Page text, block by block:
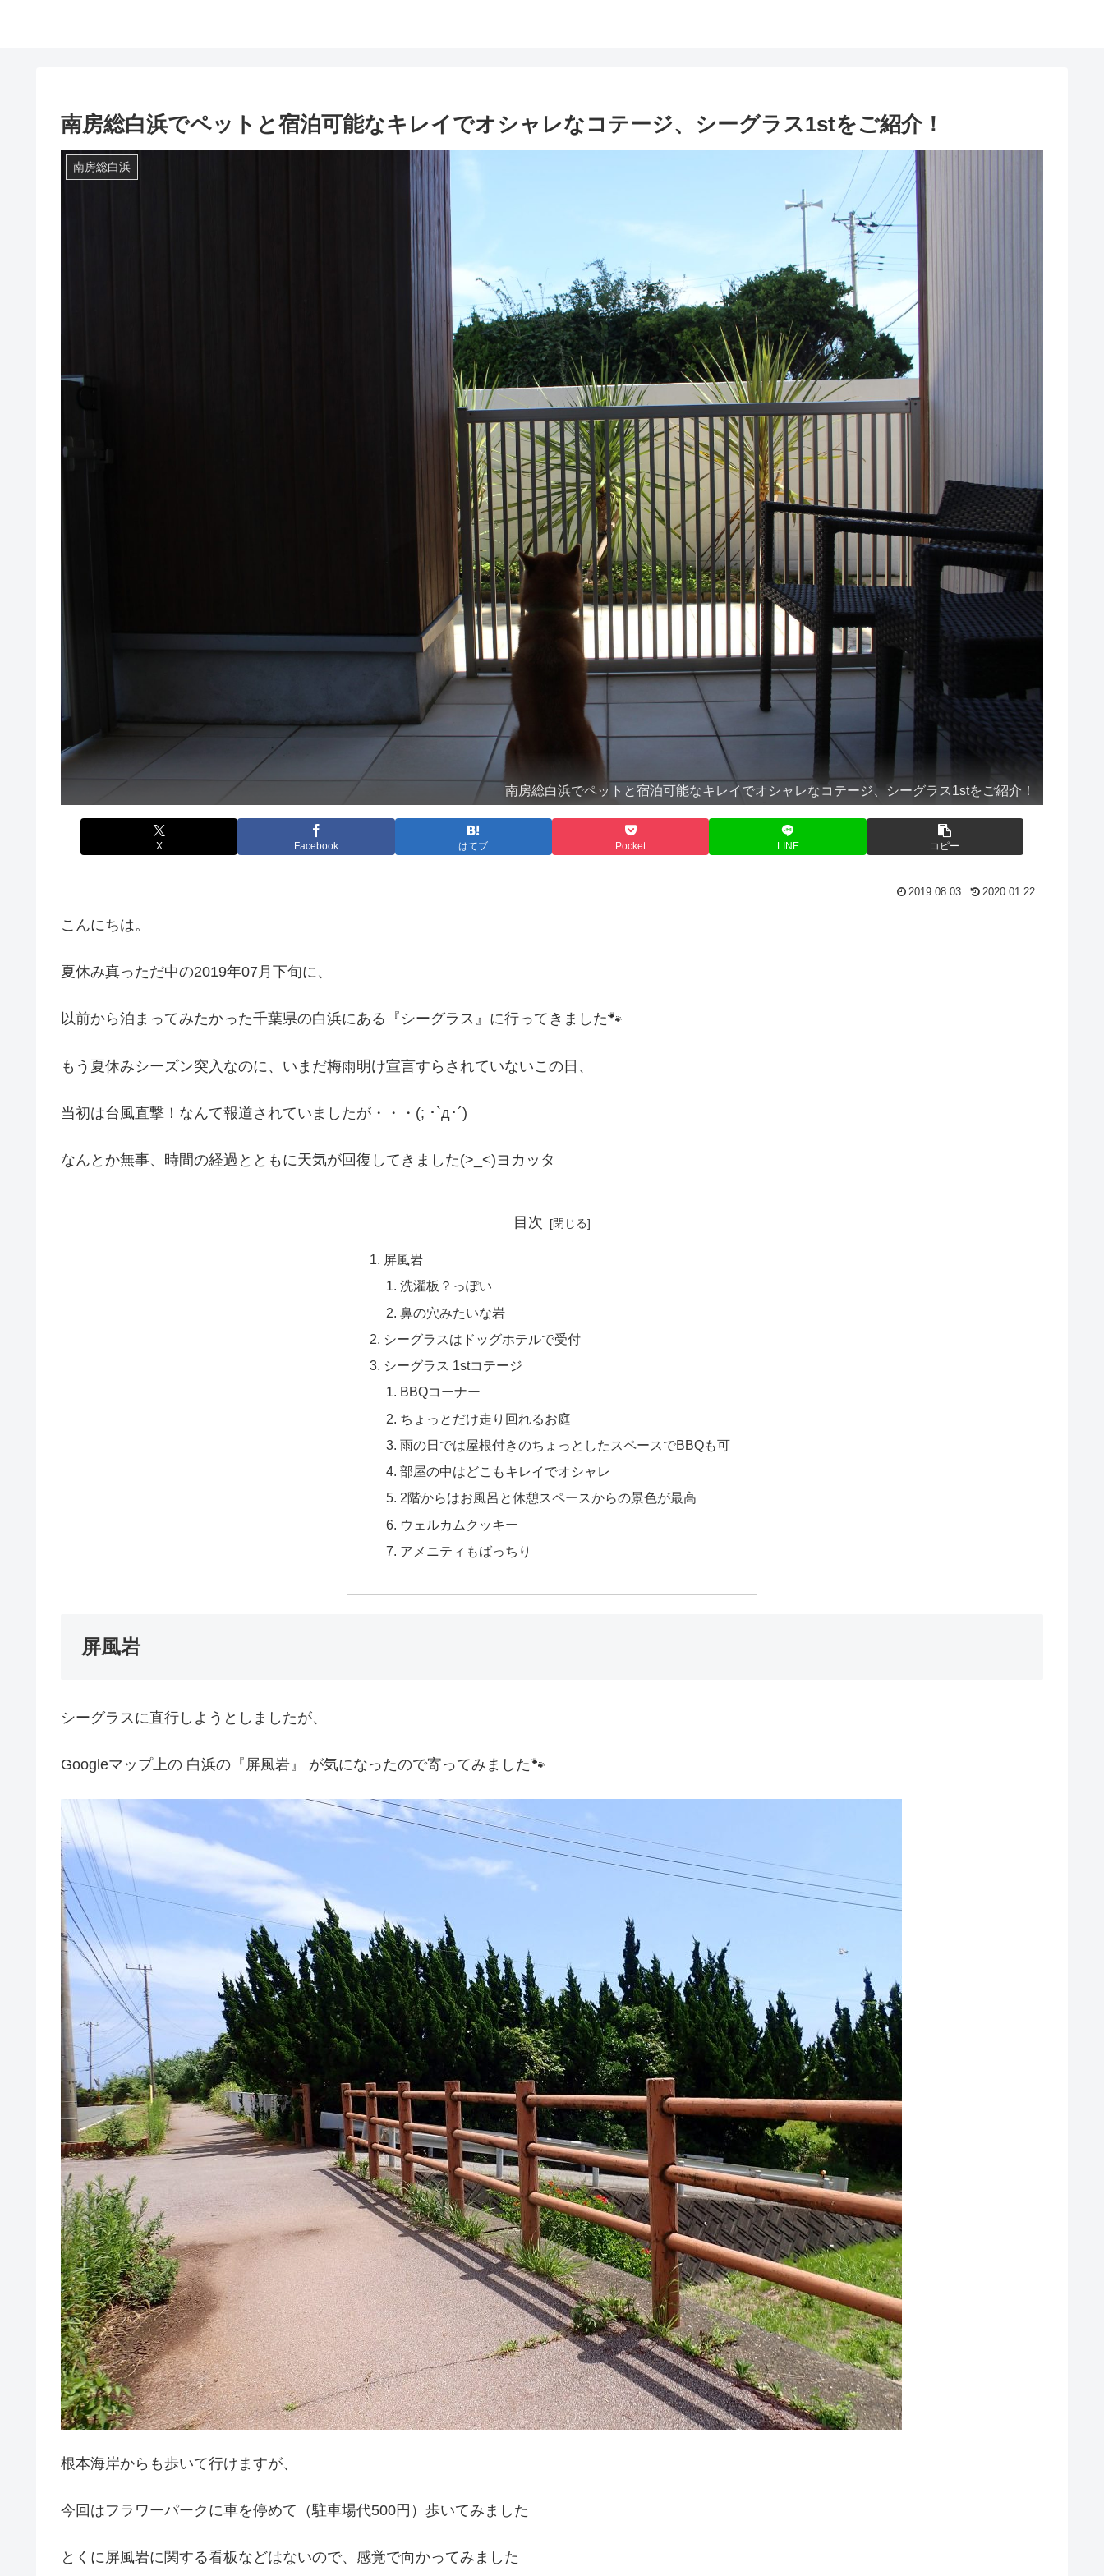
南房総白浜でペットと宿泊可能なキレイでオシャレなコテージ、シーグラス1stをご紹介！
南房総白浜
南房総白浜でペットと宿泊可能なキレイでオシャレなコテージ、シーグラス1stをご紹介！
X Facebook はてブ Pocket LINE コピー
2019.08.03 2020.01.22
こんにちは。
夏休み真っただ中の2019年07月下旬に、
以前から泊まってみたかった千葉県の白浜にある『シーグラス』に行ってきました🐾
もう夏休みシーズン突入なのに、いまだ梅雨明け宣言すらされていないこの日、
当初は台風直撃！なんて報道されていましたが・・・(; ･`д･´)
なんとか無事、時間の経過とともに天気が回復してきました(>_<)ヨカッタ
目次
屏風岩
洗濯板？っぽい
鼻の穴みたいな岩
シーグラスはドッグホテルで受付
シーグラス 1stコテージ
BBQコーナー
ちょっとだけ走り回れるお庭
雨の日では屋根付きのちょっとしたスペースでBBQも可
部屋の中はどこもキレイでオシャレ
2階からはお風呂と休憩スペースからの景色が最高
ウェルカムクッキー
アメニティもばっちり
屏風岩
シーグラスに直行しようとしましたが、
Googleマップ上の 白浜の『屏風岩』 が気になったので寄ってみました🐾
根本海岸からも歩いて行けますが、
今回はフラワーパークに車を停めて（駐車場代500円）歩いてみました
とくに屏風岩に関する看板などはないので、感覚で向かってみました